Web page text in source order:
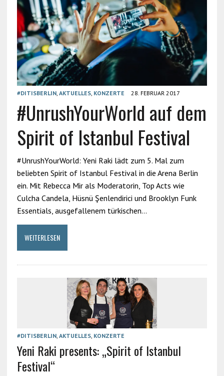
#DITISBERLIN, AKTUELLES, KONZERTE 28. FEBRUAR 2017
#UnrushYourWorld auf dem
Spirit of Istanbul Festival
#UnrushYourWorld: Yeni Raki lädt zum 5. Mal zum
beliebten Spirit of Istanbul Festival in die Arena Berlin
ein. Mit Rebecca Mir als Moderatorin, Top Acts wie
Culcha Candela, Hüsnü Şenlendirici und Brooklyn Funk
Essentials, ausgefallenem türkischen…
WEITERLESEN
#DITISBERLIN, AKTUELLES, KONZERTE
Yeni Raki presents: „Spirit of Istanbul
Festival“